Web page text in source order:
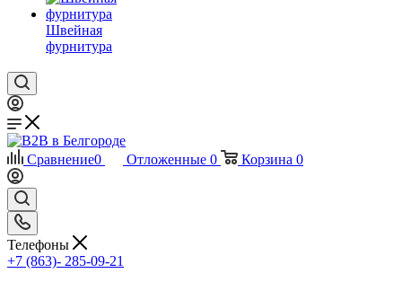
Швейная
фурнитура
Сравнение0 Отложенные 0 Корзина 0
Телефоны
+7 (863)- 285-09-21